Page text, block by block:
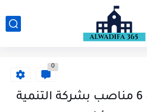
0
مباراة توظيف 6 مناصب بشركة التنمية